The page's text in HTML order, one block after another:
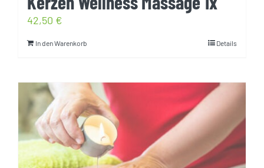
42,50 €
In den Warenkorb Details